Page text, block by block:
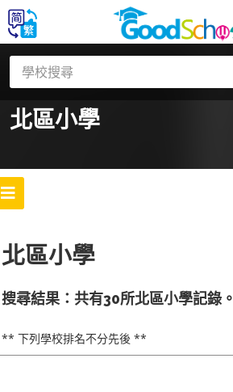
北區小學
北區小學
搜尋結果：共有30所北區小學記錄。
** 下列學校排名不分先後 **